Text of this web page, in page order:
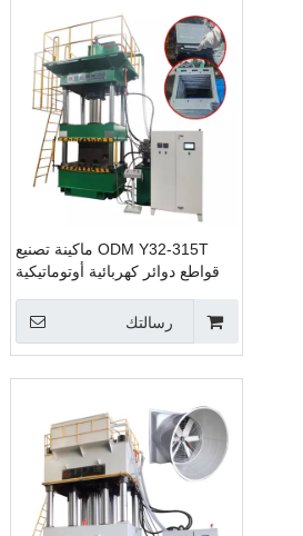
ODM Y32-315T ماكينة تصنيع
قواطع دوائر كهربائية أوتوماتيكية
ماكينة ضغط هيدروليكية مؤازرة
رسالتك